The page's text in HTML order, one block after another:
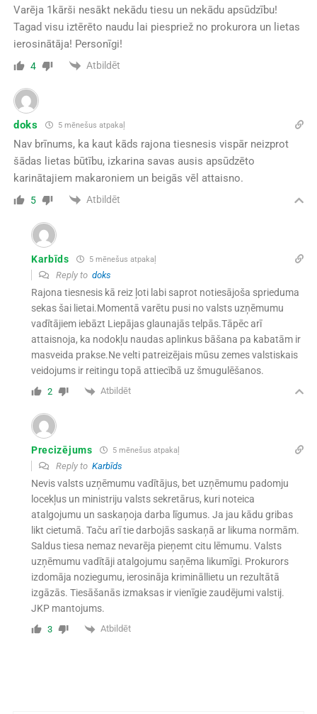
Varēja 1kārši nesākt nekādu tiesu un nekādu apsūdzību!
Tagad visu iztērēto naudu lai piespriež no prokurora un lietas
ierosinātāja! Personīgi!
4 Atbildēt
doks 5 mēnešus atpakaļ
Nav brīnums, ka kaut kāds rajona tiesnesis vispār neizprot
šādas lietas būtību, izkarina savas ausis apsūdzēto
karinātajiem makaroniem un beigās vēl attaisno.
5 Atbildēt
Karbīds 5 mēnešus atpakaļ
Reply to doks
Rajona tiesnesis kā reiz ļoti labi saprot notiesājoša sprieduma
sekas šai lietai.Momentā varētu pusi no valsts uzņēmumu
vadītājiem iebāzt Liepājas glaunajās telpās.Tāpēc arī
attaisnoja, ka nodokļu naudas aplinkus bāšana pa kabatām ir
masveida prakse.Ne velti patreizējais mūsu zemes valstiskais
veidojums ir reitingu topā attiecībā uz šmugulēšanos.
2 Atbildēt
Precizējums 5 mēnešus atpakaļ
Reply to Karbīds
Nevis valsts uzņēmumu vadītājus, bet uzņēmumu padomju
locekļus un ministriju valsts sekretārus, kuri noteica
atalgojumu un saskaņoja darba līgumus. Ja jau kādu gribas
likt cietumā. Taču arī tie darbojās saskaņā ar likuma normām.
Saldus tiesa nemaz nevarēja pieņemt citu lēmumu. Valsts
uzņēmumu vadītāji atalgojumu saņēma likumīgi. Prokurors
izdomāja noziegumu, ierosināja krimināllietu un rezultātā
izgāzās. Tiesāšanās izmaksas ir vienīgie zaudējumi valstij.
JKP mantojums.
3 Atbildēt